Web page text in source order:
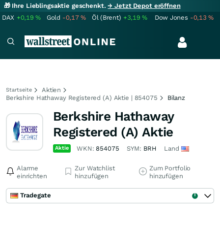
🎁 Ihre Lieblingsaktie geschenkt.→ Jetzt Depot eröffnen
DAX +0,19% Gold -0,17% Öl (Brent) +3,19% Dow Jones -0,13%
Startseite
Aktien
Berkshire Hathaway Registered (A) Aktie | 854075
Bilanz
Berkshire Hathaway
Registered (A) Aktie
Aktie WKN: 854075 SYM: BRH Land
Alarme
einrichten
Zur Watchlist
hinzufügen
Zum Portfolio
hinzufügen
Tradegate